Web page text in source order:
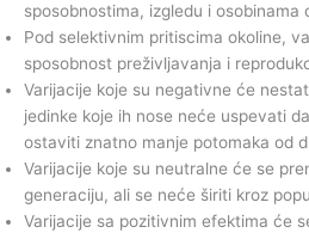
sposobnostima, izgledu i osobinama
Pod selektivnim pritiscima okoline,
sposobnost preživljavanja i
Varijacije koje su negativne će
jedinke koje ih nose neće uspevati
ostaviti znatno manje potomaka od
Varijacije koje su neutralne će se
generaciju, ali se neće širiti kroz
Varijacije sa pozitivnim efektima će